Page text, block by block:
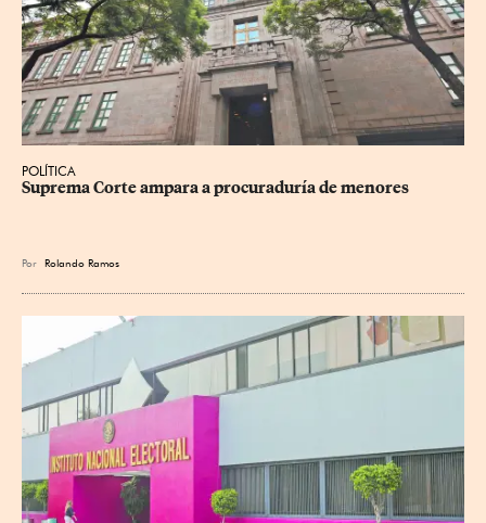
POLÍTICA
Suprema Corte ampara a procuraduría de menores
Por Rolando Ramos